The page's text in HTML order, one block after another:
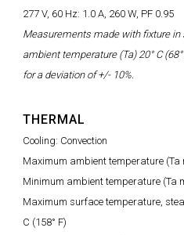
277 V, 60 Hz: 1.0 A, 260 W, PF 0.95
Measurements made with fixture
ambient temperature (Ta) 20° C
for a deviation of +/- 10%.
THERMAL
Cooling: Convection
Maximum ambient temperature (Ta
Minimum ambient temperature (Ta
Maximum surface temperature,
C (158° F)